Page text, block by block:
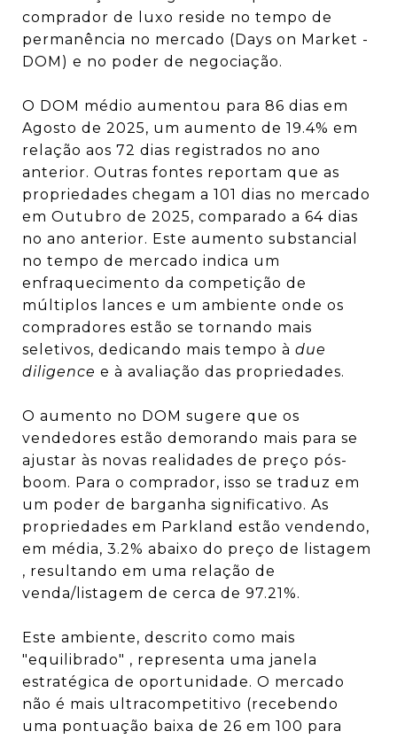
comprador de luxo reside no tempo de
permanência no mercado (Days on Market -
DOM) e no poder de negociação.
O DOM médio aumentou para 86 dias em
Agosto de 2025, um aumento de 19.4% em
relação aos 72 dias registrados no ano
anterior. Outras fontes reportam que as
propriedades chegam a 101 dias no mercado
em Outubro de 2025, comparado a 64 dias
no ano anterior. Este aumento substancial
no tempo de mercado indica um
enfraquecimento da competição de
múltiplos lances e um ambiente onde os
compradores estão se tornando mais
seletivos, dedicando mais tempo à due
diligence e à avaliação das propriedades.
O aumento no DOM sugere que os
vendedores estão demorando mais para se
ajustar às novas realidades de preço pós-
boom. Para o comprador, isso se traduz em
um poder de barganha significativo. As
propriedades em Parkland estão vendendo,
em média, 3.2% abaixo do preço de listagem
, resultando em uma relação de
venda/listagem de cerca de 97.21%.
Este ambiente, descrito como mais
"equilibrado" , representa uma janela
estratégica de oportunidade. O mercado
não é mais ultracompetitivo (recebendo
uma pontuação baixa de 26 em 100 para